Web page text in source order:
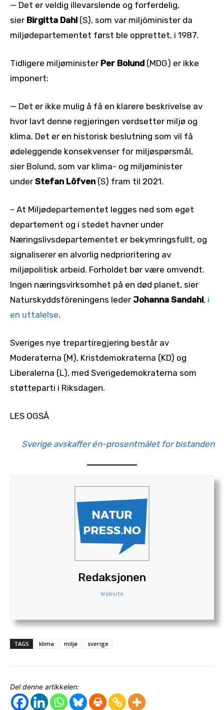
— Det er veldig illevarslende og forferdelig,
sier Birgitta Dahl (S), som var miljöminister da
miljødepartementet først ble opprettet, i 1987.
Tidligere miljøminister Per Bolund (MDG) er ikke
imponert:
— Det er ikke mulig å få en klarere beskrivelse av
hvor lavt denne regjeringen verdsetter miljø og
klima. Det er en historisk beslutning som vil få
ødeleggende konsekvenser for miljøspørsmål,
sier Bolund, som var klima- og miljøminister
under Stefan Löfven (S) fram til 2021.
– At Miljødepartementet legges ned som eget
departement og i stedet havner under
Næringslivsdepartementet er bekymringsfullt, og
signaliserer en alvorlig nedprioritering av
miljøpolitisk arbeid. Forholdet bør være omvendt.
Ingen næringsvirksomhet på en død planet, sier
Naturskyddsföreningens leder Johanna Sandahl, i
en uttalelse.
Sveriges nye trepartiregjering består av
Moderaterna (M), Kristdemokraterna (KD) og
Liberalerna (L), med Sverigedemokraterna som
støtteparti i Riksdagen.
LES OGSÅ
Sverige avskaffer én-prosentmålet for bistanden
Redaksjonen
Website
TAGS klima miljø sverige
Del denne artikkelen: